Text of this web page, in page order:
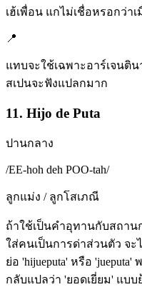
เฮ้เพื่อน แกไม่เชื่อหรอกว่า
📍
แทบจะใช้เฉพาะอาร์เจนติ
สเปนจะฟังแปลกมาก
11. Hijo de Puta
ปานกลาง
/EE-hoh deh POO-tah/
ลูกแม่ง / ลูกโสเภณี
ถ้าใช้เป็นคำอุทานกับสถา
ใส่คนเป็นการด่าส่วนตัว จะ
ย่อ 'hijueputa' หรือ 'jueputa'
กลับแปลว่า 'ยอดเยี่ยม' แบบ